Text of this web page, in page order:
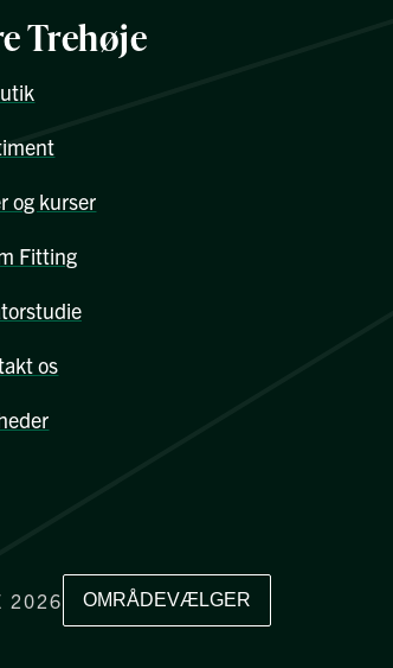
Trehøje
og kurser
Fitting
os
2026 OMRÅDEVÆLGER